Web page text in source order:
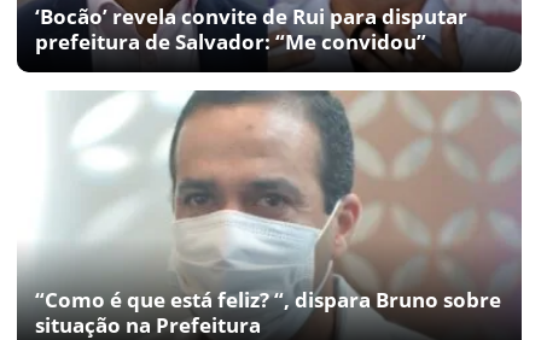
‘Bocão’ revela convite de Rui para disputar
prefeitura de Salvador: “Me convidou”
“Como é que está feliz? “, dispara Bruno sobre
situação na Prefeitura